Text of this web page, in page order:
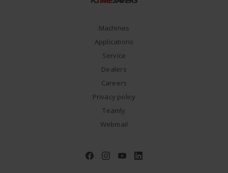
Machines
Applications
Service
Dealers
Careers
Privacy policy
Teamly
Webmail